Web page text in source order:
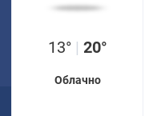
13° | 20°
Облачно